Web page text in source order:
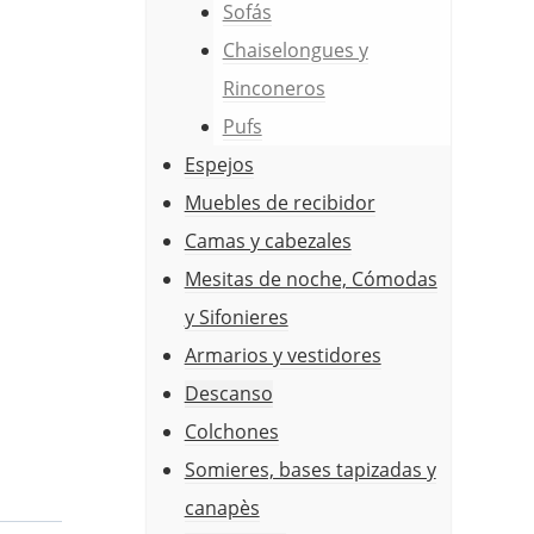
Sofás
Chaiselongues y
Rinconeros
Pufs
Espejos
Muebles de recibidor
Camas y cabezales
Mesitas de noche, Cómodas
y Sifonieres
Armarios y vestidores
Descanso
Colchones
Somieres, bases tapizadas y
canapès